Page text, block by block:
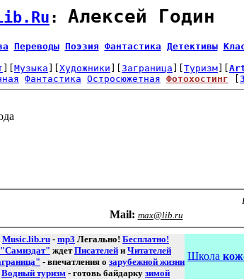
: Алексей Годин
Переводы Поэзия Фантастика Детективы
Музыка Художники Заграница Туризм
Фантастика Остросюжетная Фотохостинг
Маil: max@lib.ru
Music.lib.ru - mp3 Легально! Бесплатно!
"Самиздат" ждетПисателей и Читателей
- впечатления о зарубежной жизни
Водный туризм - готовь байдарку зимой
Школа